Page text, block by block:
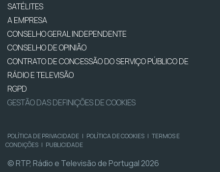
SATÉLITES
A EMPRESA
CONSELHO GERAL INDEPENDENTE
CONSELHO DE OPINIÃO
CONTRATO DE CONCESSÃO DO SERVIÇO PÚBLICO DE
RÁDIO E TELEVISÃO
RGPD
GESTÃO DAS DEFINIÇÕES DE COOKIES
POLÍTICA DE PRIVACIDADE | POLÍTICA DE COOKIES | TERMOS E
CONDIÇÕES | PUBLICIDADE
© RTP, Rádio e Televisão de Portugal 2026